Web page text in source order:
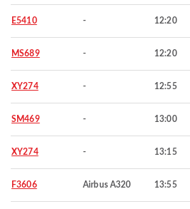
E5410 - 12:20
MS689 - 12:20
XY274 - 12:55
SM469 - 13:00
XY274 - 13:15
F3606 Airbus A320 13:55